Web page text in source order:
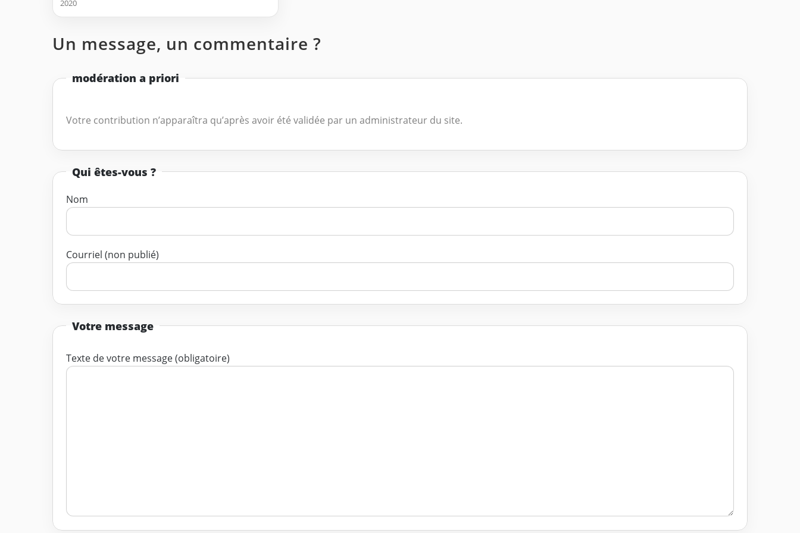
2020
Un message, un commentaire ?
modération a priori
Votre contribution n’apparaîtra qu’après avoir été validée par un administrateur du site.
Qui êtes-vous ?
Nom
Courriel (non publié)
Votre message
Texte de votre message (obligatoire)